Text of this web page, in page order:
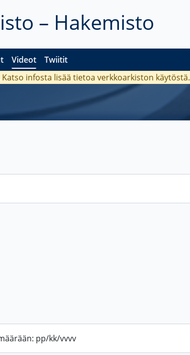
– Hakemisto
Videot Twiitit
infosta lisää tietoa verkkoarkiston käytöstä.
pp/kk/vvvv